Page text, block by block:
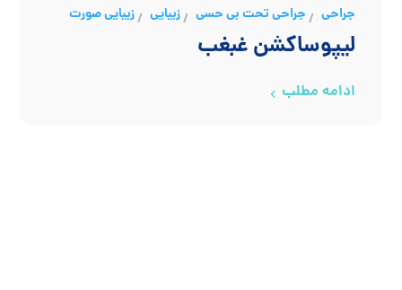
جراحی /جراحی تحت بی حسی /زیبایی /زیبایی صورت
لیپوساکشن غبغب
ادامه مطلب